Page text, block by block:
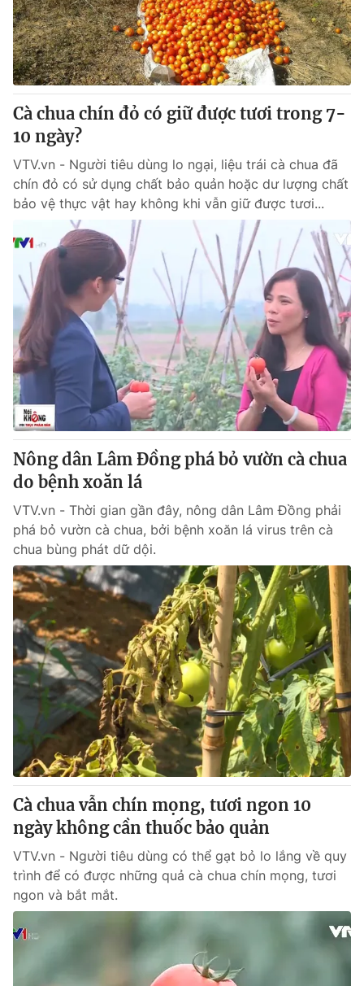
Cà chua chín đỏ có giữ được tươi trong 7-
10 ngày?
VTV.vn - Người tiêu dùng lo ngại, liệu trái cà chua đã
chín đỏ có sử dụng chất bảo quản hoặc dư lượng chất
bảo vệ thực vật hay không khi vẫn giữ được tươi...
Nông dân Lâm Đồng phá bỏ vườn cà chua
do bệnh xoăn lá
VTV.vn - Thời gian gần đây, nông dân Lâm Đồng phải
phá bỏ vườn cà chua, bởi bệnh xoăn lá virus trên cà
chua bùng phát dữ dội.
Cà chua vẫn chín mọng, tươi ngon 10
ngày không cần thuốc bảo quản
VTV.vn - Người tiêu dùng có thể gạt bỏ lo lắng về quy
trình để có được những quả cà chua chín mọng, tươi
ngon và bắt mắt.